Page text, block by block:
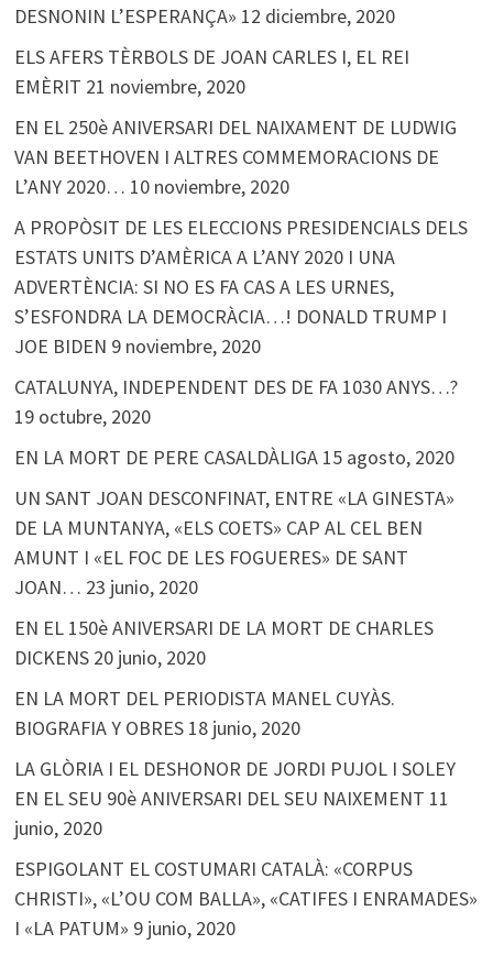
DESNONIN L’ESPERANÇA» 12 diciembre, 2020
ELS AFERS TÈRBOLS DE JOAN CARLES I, EL REI
EMÈRIT 21 noviembre, 2020
EN EL 250è ANIVERSARI DEL NAIXAMENT DE LUDWIG
VAN BEETHOVEN I ALTRES COMMEMORACIONS DE
L’ANY 2020… 10 noviembre, 2020
A PROPÒSIT DE LES ELECCIONS PRESIDENCIALS DELS
ESTATS UNITS D’AMÈRICA A L’ANY 2020 I UNA
ADVERTÈNCIA: SI NO ES FA CAS A LES URNES,
S’ESFONDRA LA DEMOCRÀCIA…! DONALD TRUMP I
JOE BIDEN 9 noviembre, 2020
CATALUNYA, INDEPENDENT DES DE FA 1030 ANYS…?
19 octubre, 2020
EN LA MORT DE PERE CASALDÀLIGA 15 agosto, 2020
UN SANT JOAN DESCONFINAT, ENTRE «LA GINESTA»
DE LA MUNTANYA, «ELS COETS» CAP AL CEL BEN
AMUNT I «EL FOC DE LES FOGUERES» DE SANT
JOAN… 23 junio, 2020
EN EL 150è ANIVERSARI DE LA MORT DE CHARLES
DICKENS 20 junio, 2020
EN LA MORT DEL PERIODISTA MANEL CUYÀS.
BIOGRAFIA Y OBRES 18 junio, 2020
LA GLÒRIA I EL DESHONOR DE JORDI PUJOL I SOLEY
EN EL SEU 90è ANIVERSARI DEL SEU NAIXEMENT 11
junio, 2020
ESPIGOLANT EL COSTUMARI CATALÀ: «CORPUS
CHRISTI», «L’OU COM BALLA», «CATIFES I ENRAMADES»
I «LA PATUM» 9 junio, 2020